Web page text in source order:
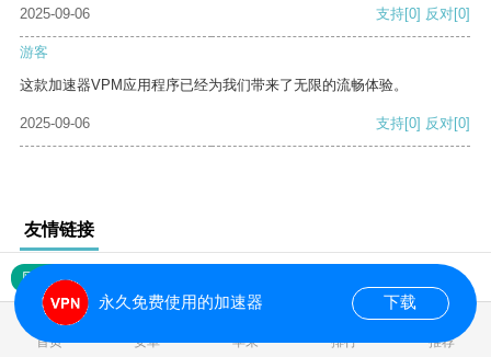
2025-09-06
支持[0] 反对[0]
游客
这款加速器VPM应用程序已经为我们带来了无限的流畅体验。
2025-09-06 支持[0] 反对[0]
友情链接
网站地图
首页 安卓 苹果 排行 推荐
永久免费使用的加速器 下载
0.023096s